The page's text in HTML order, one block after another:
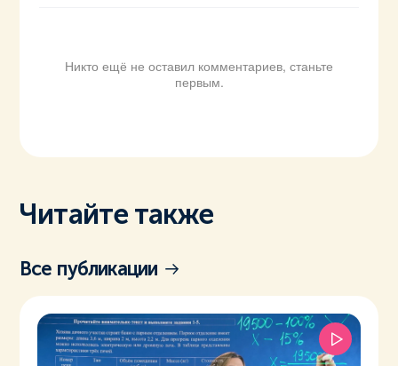
Никто ещё не оставил комментариев, станьте
первым.
Читайте также
Все публикации